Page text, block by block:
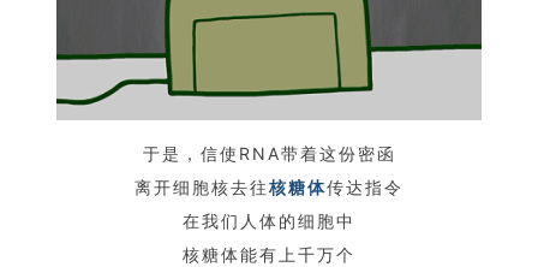
于是，信使RNA带着这份密函
离开细胞核去往核糖体传达指令
在我们人体的细胞中
核糖体能有上千万个